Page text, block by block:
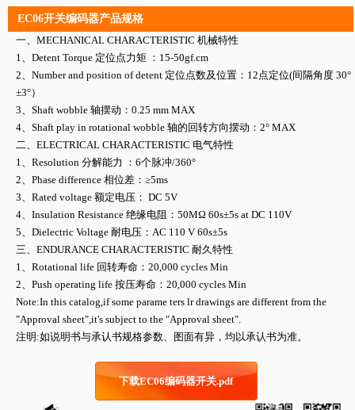
EC06开关编码器产品规格
一、MECHANICAL CHARACTERISTIC 机械特性
1、Detent Torque 定位点力矩 ：15-50gf.cm
2、Number and position of detent 定位点数及位置：12点定位(间隔角度 30°
±3°）
3、Shaft wobble 轴摆动：0.25 mm MAX
4、Shaft play in rotational wobble 轴的回转方向摆动：2° MAX
二、ELECTRICAL CHARACTERISTIC 电气特性
1、Resolution 分解能力 ：6个脉冲/360°
2、Phase difference 相位差：≥5ms
3、Rated voltage 额定电压： DC 5V
4、Insulation Resistance 绝缘电阻：50MΩ 60s±5s at DC 110V
5、Dielectric Voltage 耐电压：AC 110 V 60s±5s
三、ENDURANCE CHARACTERISTIC 耐久特性
1、Rotational life 回转寿命：20,000 cycles Min
2、Push operating life 按压寿命：20,000 cycles Min
Note:In this catalog,if some parame ters lr drawings are different from the
"Approval sheet",it's subject to the "Approval sheet".
注明:如说明书与承认书规格参数、图面有异，均以承认书为准。
下载EC06编码器开关.pdf